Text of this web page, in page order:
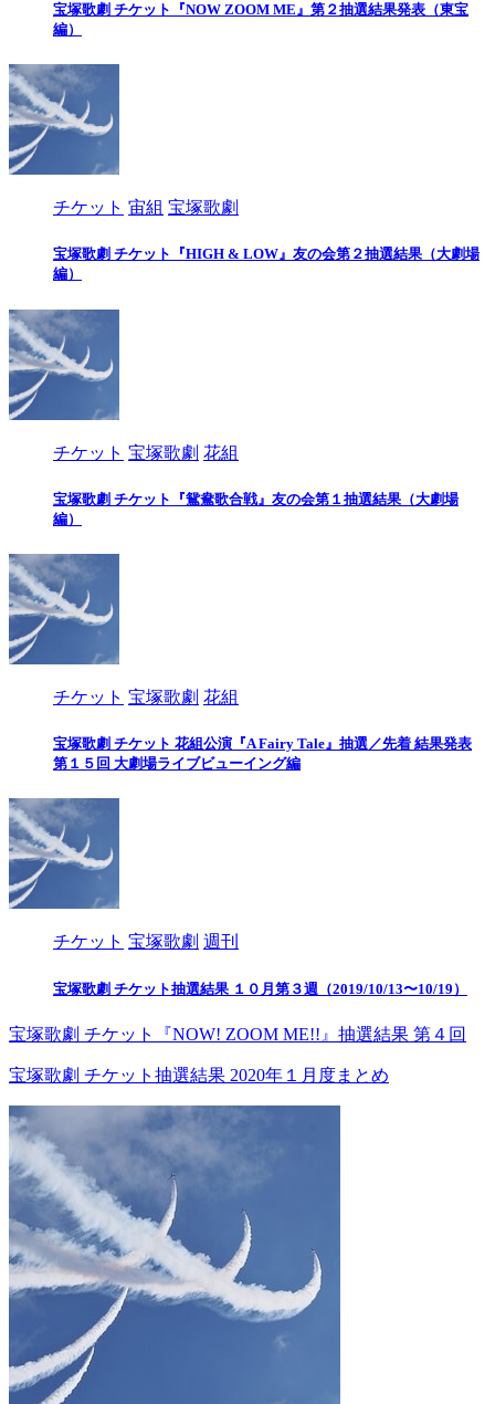
宝塚歌劇 チケット『NOW ZOOM ME』第２抽選結果発表（東宝
編）
チケット 宙組 宝塚歌劇
宝塚歌劇 チケット『HIGH & LOW』友の会第２抽選結果（大劇場
編）
チケット 宝塚歌劇 花組
宝塚歌劇 チケット『鴛鴦歌合戦』友の会第１抽選結果（大劇場
編）
チケット 宝塚歌劇 花組
宝塚歌劇 チケット 花組公演『A Fairy Tale』抽選／先着 結果発表
第１５回 大劇場ライブビューイング編
チケット 宝塚歌劇 週刊
宝塚歌劇 チケット抽選結果 １０月第３週（2019/10/13〜10/19）
宝塚歌劇 チケット『NOW! ZOOM ME!!』抽選結果 第４回
宝塚歌劇 チケット抽選結果 2020年１月度まとめ